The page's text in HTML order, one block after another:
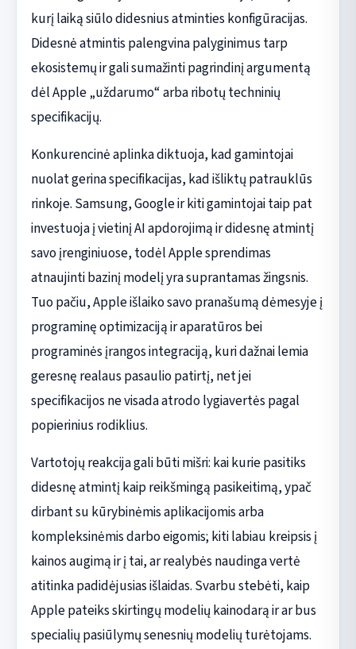
kurį laiką siūlo didesnius atminties konfigūracijas.
Didesnė atmintis palengvina palyginimus tarp
ekosistemų ir gali sumažinti pagrindinį argumentą
dėl Apple „uždarumo“ arba ribotų techninių
specifikacijų.
Konkurencinė aplinka diktuoja, kad gamintojai
nuolat gerina specifikacijas, kad išliktų patrauklūs
rinkoje. Samsung, Google ir kiti gamintojai taip pat
investuoja į vietinį AI apdorojimą ir didesnę atmintį
savo įrenginiuose, todėl Apple sprendimas
atnaujinti bazinį modelį yra suprantamas žingsnis.
Tuo pačiu, Apple išlaiko savo pranašumą dėmesyje į
programinę optimizaciją ir aparatūros bei
programinės įrangos integraciją, kuri dažnai lemia
geresnę realaus pasaulio patirtį, net jei
specifikacijos ne visada atrodo lygiavertės pagal
popierinius rodiklius.
Vartotojų reakcija gali būti mišri: kai kurie pasitiks
didesnę atmintį kaip reikšmingą pasikeitimą, ypač
dirbant su kūrybinėmis aplikacijomis arba
kompleksinėmis darbo eigomis; kiti labiau kreipsis į
kainos augimą ir į tai, ar realybės naudinga vertė
atitinka padidėjusias išlaidas. Svarbu stebėti, kaip
Apple pateiks skirtingų modelių kainodarą ir ar bus
specialių pasiūlymų senesnių modelių turėtojams.